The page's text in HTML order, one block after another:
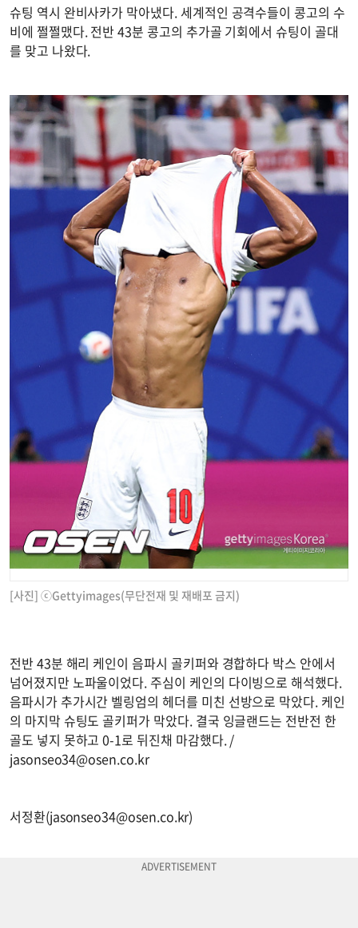
슈팅 역시 완비사카가 막아냈다. 세계적인 공격수들이 콩고의 수
비에 쩔쩔맸다. 전반 43분 콩고의 추가골 기회에서 슈팅이 골대
를 맞고 나왔다.
[사진] ⓒGettyimages(무단전재 및 재배포 금지)
전반 43분 해리 케인이 음파시 골키퍼와 경합하다 박스 안에서
넘어졌지만 노파울이었다. 주심이 케인의 다이빙으로 해석했다.
음파시가 추가시간 벨링엄의 헤더를 미친 선방으로 막았다. 케인
의 마지막 슈팅도 골키퍼가 막았다. 결국 잉글랜드는 전반전 한
골도 넣지 못하고 0-1로 뒤진채 마감했다. /
jasonseo34@osen.co.kr
서정환(jasonseo34@osen.co.kr)